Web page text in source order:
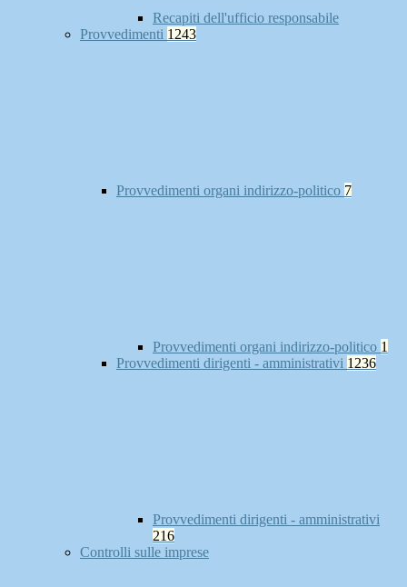
Recapiti dell'ufficio responsabile
Provvedimenti 1243
Provvedimenti organi indirizzo-politico 7
Provvedimenti organi indirizzo-politico 1
Provvedimenti dirigenti - amministrativi 1236
Provvedimenti dirigenti - amministrativi
216
Controlli sulle imprese